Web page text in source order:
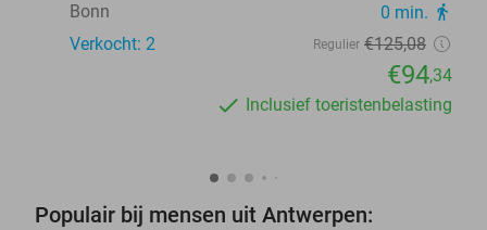
Bonn 0 min. directions_walk
Verkocht: 2 Regulier €125,08
€94,34
Inclusief toeristenbelasting
Populair bij mensen uit Antwerpen: